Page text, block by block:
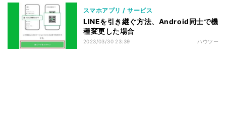
スマホアプリ / サービス
LINEを引き継ぐ方法、Android同士で機
種変更した場合
2023/03/30 23:39 ハウツー